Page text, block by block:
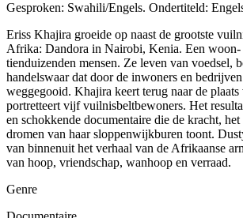
Gesproken: Swahili/Engels. Ondertiteld:
Eriss Khajira groeide op naast de grootste
Afrika: Dandora in Nairobi, Kenia. Een woon-
tienduizenden mensen. Ze leven van voedsel,
handelswaar dat door de inwoners en
weggegooid. Khajira keert terug naar de plaats
portretteert vijf vuilnisbeltbewoners. Het
en schokkende documentaire die de kracht,
dromen van haar sloppenwijkburen toont.
van binnenuit het verhaal van de Afrikaanse
van hoop, vriendschap, wanhoop en verraad.
Genre